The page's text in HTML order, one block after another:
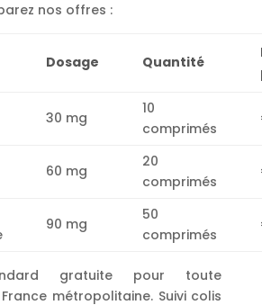
nos offres :
Dosage Quantité
30 mg
10
comprimés
60 mg
20
comprimés
90 mg
50
comprimés
gratuite pour toute
métropolitaine. Suivi colis